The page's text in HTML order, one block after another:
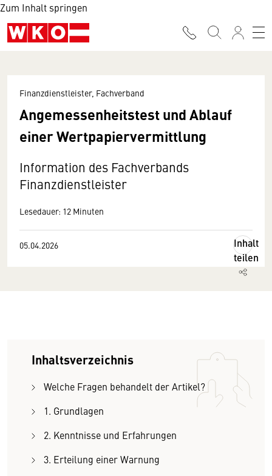
Zum Inhalt springen
Finanzdienstleister, Fachverband
Angemessenheitstest und Ablauf
einer Wertpapiervermittlung
Information des Fachverbands
Finanzdienstleister
Lesedauer: 12 Minuten
05.04.2026
Inhalt
teilen
Inhaltsverzeichnis
Welche Fragen behandelt der Artikel?
1. Grundlagen
2. Kenntnisse und Erfahrungen
3. Erteilung einer Warnung